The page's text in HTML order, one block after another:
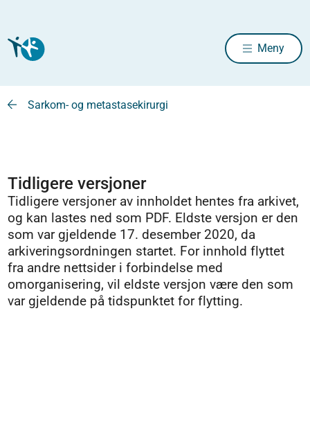
Meny
Sarkom- og metastasekirurgi
Tidligere versjoner
Tidligere versjoner av innholdet hentes fra arkivet,
og kan lastes ned som PDF. Eldste versjon er den
som var gjeldende 17. desember 2020, da
arkiveringsordningen startet. For innhold flyttet
fra andre nettsider i forbindelse med
omorganisering, vil eldste versjon være den som
var gjeldende på tidspunktet for flytting.